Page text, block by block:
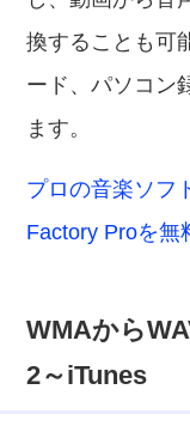
換することも可
ード、パソコン
ます。
プロの音楽ソフ
Factory Proを無
WMAから
2～iTunes